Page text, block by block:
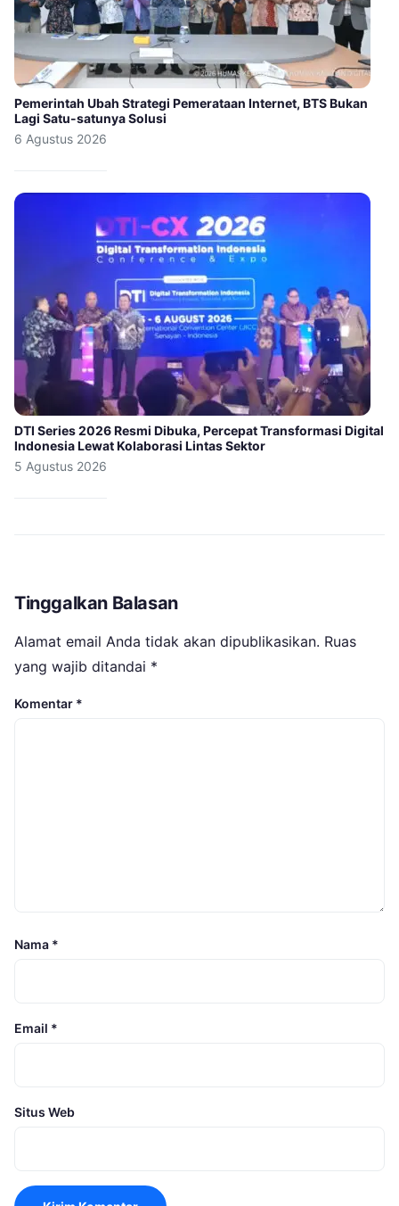
Pemerintah Ubah Strategi Pemerataan Internet, BTS Bukan
Lagi Satu-satunya Solusi
6 Agustus 2026
DTI Series 2026 Resmi Dibuka, Percepat Transformasi Digital
Indonesia Lewat Kolaborasi Lintas Sektor
5 Agustus 2026
Tinggalkan Balasan
Alamat email Anda tidak akan dipublikasikan. Ruas
yang wajib ditandai *
Komentar *
Nama *
Email *
Situs Web